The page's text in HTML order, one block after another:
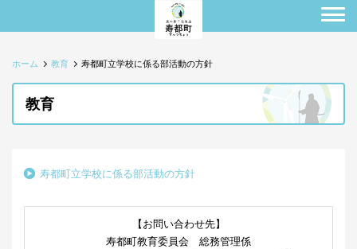
ホーム 教育 寿都町立学校に係る部活動の方針
教育
寿都町立学校に係る部活動の方針
【お問い合わせ先】
寿都町教育委員会 総務管理係